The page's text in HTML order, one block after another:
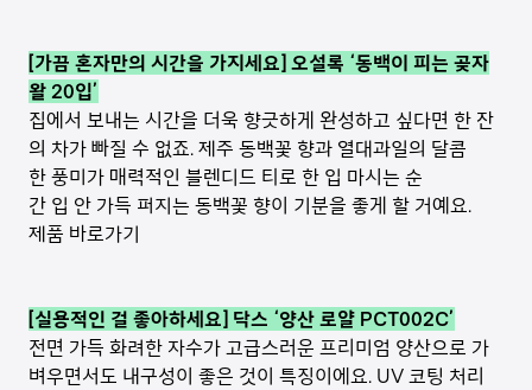
[가끔 혼자만의 시간을 가지세요] 오설록 ‘동백이 피는 곶자
왈 20입’
집에서 보내는 시간을 더욱 향긋하게 완성하고 싶다면 한 잔
의 차가 빠질 수 없죠. 제주 동백꽃 향과 열대과일의 달콤
한 풍미가 매력적인 블렌디드 티로 한 입 마시는 순
간 입 안 가득 퍼지는 동백꽃 향이 기분을 좋게 할 거예요.
제품 바로가기
[실용적인 걸 좋아하세요] 닥스 ‘양산 로얄 PCT002C’
전면 가득 화려한 자수가 고급스러운 프리미엄 양산으로 가
벼우면서도 내구성이 좋은 것이 특징이에요. UV 코팅 처리